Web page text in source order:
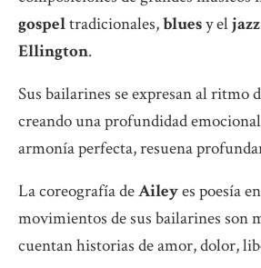
gospeltradicionales,bluesy eljazz
Ellington.
Sus bailarines se expresan al ritmo
creando una profundidad
armonía perfecta, resuena
La coreografía deAileyes poesía
movimientos de sus bailarines son
cuentan historias de amor, dolor,